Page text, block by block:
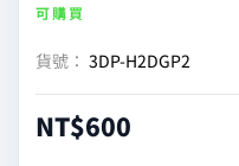
官
方
可購買
貨號： 3DP-H2DGP2
NT$600